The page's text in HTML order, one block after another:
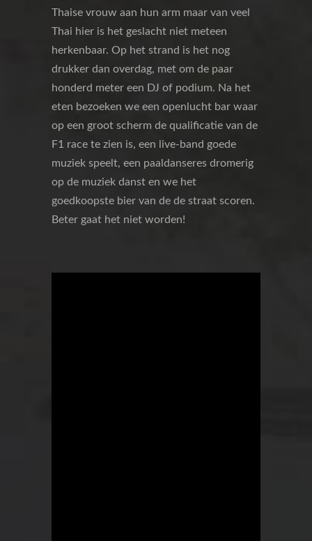
Thaise vrouw aan hun arm maar van veel
Thai hier is het geslacht niet meteen
herkenbaar. Op het strand is het nog
drukker dan overdag, met om de paar
honderd meter een DJ of podium. Na het
eten bezoeken we een openlucht bar waar
op een groot scherm de qualificatie van de
F1 race te zien is, een live-band goede
muziek speelt, een paaldanseres dromerig
op de muziek danst en we het
goedkoopste bier van de de straat scoren.
Beter gaat het niet worden!